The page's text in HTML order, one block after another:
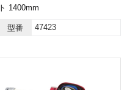
ト 1400mm
型番 47423